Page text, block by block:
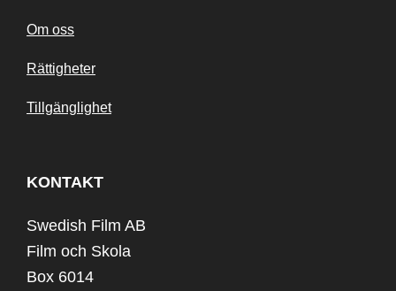
Om oss
Rättigheter
Tillgänglighet
KONTAKT
Swedish Film AB
Film och Skola
Box 6014